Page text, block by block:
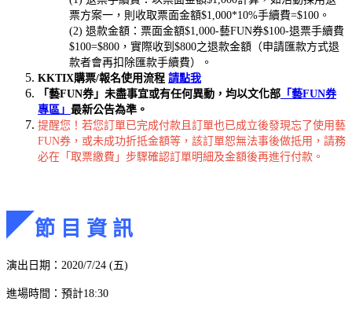
票方案一，則收取票面金額$1,000*10%手續費=$100。
(2) 退款金額：票面金額$1,000-藝FUN券$100-退票手續費
$100=$800，實際收到$800之退款金額（申請匯款方式退
款者會再扣除匯款手續費）。
KKTIX購票/報名使用流程 請點我
「藝FUN券」未盡事宜或有任何異動，均以文化部 「藝FUN券
專區」 最新公告為準。
提醒您！若您訂單已完成付款且訂單也已成立後發現忘了使用藝
FUN券，或未成功折抵金額等，該訂單恕無法事後做抵用，請務
必在「取票繳費」步驟確認訂單明細及金額後再進行付款。
◤ 節 目 資 訊
演出日期：2020/7/24 (五)
進場時間：預計18:30